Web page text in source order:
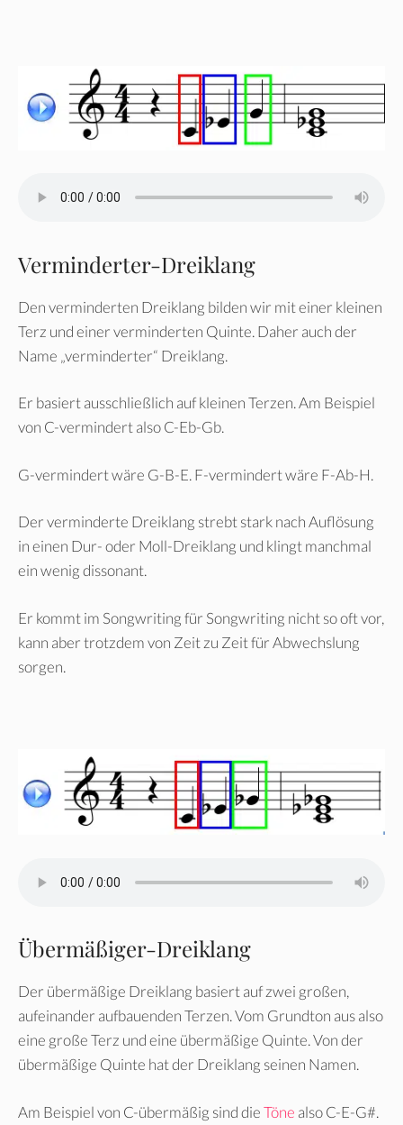
Verminderter-Dreiklang
Den verminderten Dreiklang bilden wir mit einer kleinen
Terz und einer verminderten Quinte. Daher auch der
Name „verminderter“ Dreiklang.
Er basiert ausschließlich auf kleinen Terzen. Am Beispiel
von C-vermindert also C-Eb-Gb.
G-vermindert wäre G-B-E. F-vermindert wäre F-Ab-H.
Der verminderte Dreiklang strebt stark nach Auflösung
in einen Dur- oder Moll-Dreiklang und klingt manchmal
ein wenig dissonant.
Er kommt im Songwriting für Songwriting nicht so oft vor,
kann aber trotzdem von Zeit zu Zeit für Abwechslung
sorgen.
Übermäßiger-Dreiklang
Der übermäßige Dreiklang basiert auf zwei großen,
aufeinander aufbauenden Terzen. Vom Grundton aus also
eine große Terz und eine übermäßige Quinte. Von der
übermäßige Quinte hat der Dreiklang seinen Namen.
Am Beispiel von C-übermäßig sind dieTöne also C-E-G#.